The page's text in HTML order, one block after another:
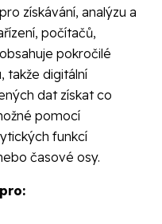
získávání, analýzu a
počítačů,
pokročilé
takže digitální
dat získat co
pomocí
funkcí
časové osy.